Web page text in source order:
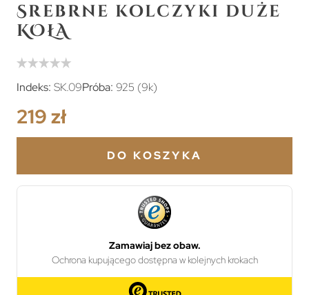
Srebrne kolczyki duże
KOŁA
Indeks: SK.09Próba: 925 (9k)
219 zł
DO KOSZYKA